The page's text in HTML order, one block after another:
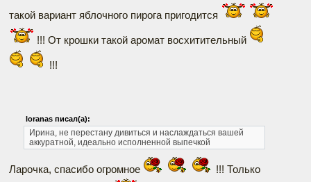
такой вариант яблочного пирога пригодится
!!! От крошки такой аромат восхитительный
!!!
loranas писал(а):
Ирина, не перестану дивиться и наслаждаться вашей
аккуратной, идеально исполненной выпечкой
Ларочка, спасибо огромное
!!! Только